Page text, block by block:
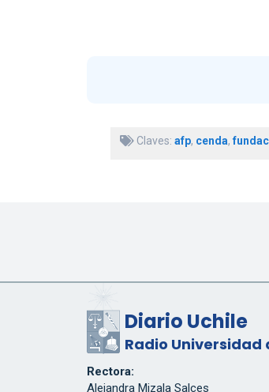
Claves: afp, cenda,
Diario Uchile
Radio Universidad
Rectora:
Alejandra Mizala Salces